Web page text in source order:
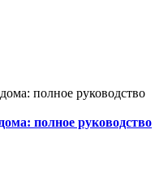
полное руководство